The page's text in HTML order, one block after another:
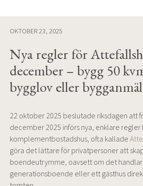
OKTOBER 23, 2025
Nya regler för
december – bygg 50
bygglov eller
22 oktober 2025 beslutade riksdagen att
december 2025 införs nya, enklare
komplementbostadshus, ofta kallade
göra det lättare för privatpersoner att
boendeutrymme, oavsett om det
generationsboende eller ett gästhus